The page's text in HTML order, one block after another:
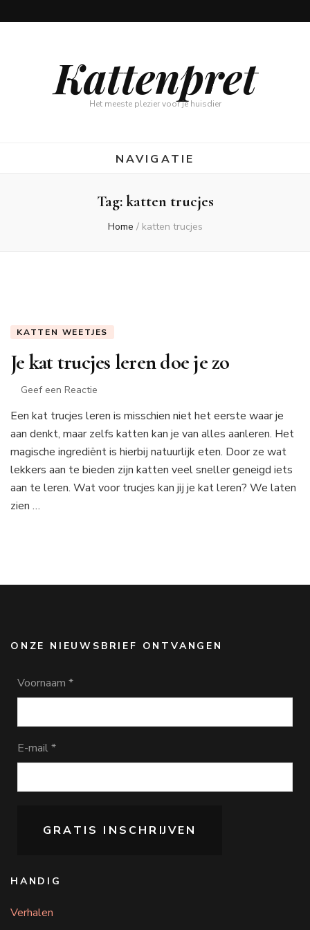
Kattenpret
Het meeste plezier voor je huisdier
NAVIGATIE
Tag:katten trucjes
Home / katten trucjes
KATTEN WEETJES
Je kat trucjes leren doe je zo
Geef een Reactie
kat
trucjes
leren
je
zo
Een kat trucjes leren is misschien niet het eerste waar je
aan denkt, maar zelfs katten kan je van alles aanleren. Het
magische ingrediënt is hierbij natuurlijk eten. Door ze wat
lekkers aan te bieden zijn katten veel sneller geneigd iets
aan te leren. Wat voor trucjes kan jij je kat leren? We laten
zien …
ONZE NIEUWSBRIEF ONTVANGEN
Voornaam *
E-mail*
HANDIG
Verhalen